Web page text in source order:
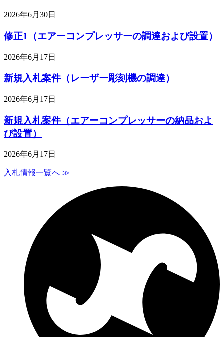
2026年6月30日
修正1（エアーコンプレッサーの調達および設置）
2026年6月17日
新規入札案件（レーザー彫刻機の調達）
2026年6月17日
新規入札案件（エアーコンプレッサーの納品およ
び設置）
2026年6月17日
入札情報一覧へ ≫